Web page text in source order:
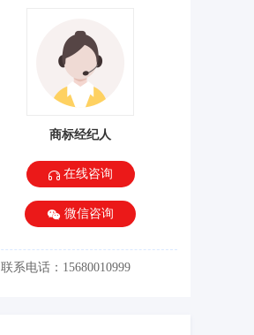
商标经纪人
在线咨询
微信咨询
联系电话：15680010999